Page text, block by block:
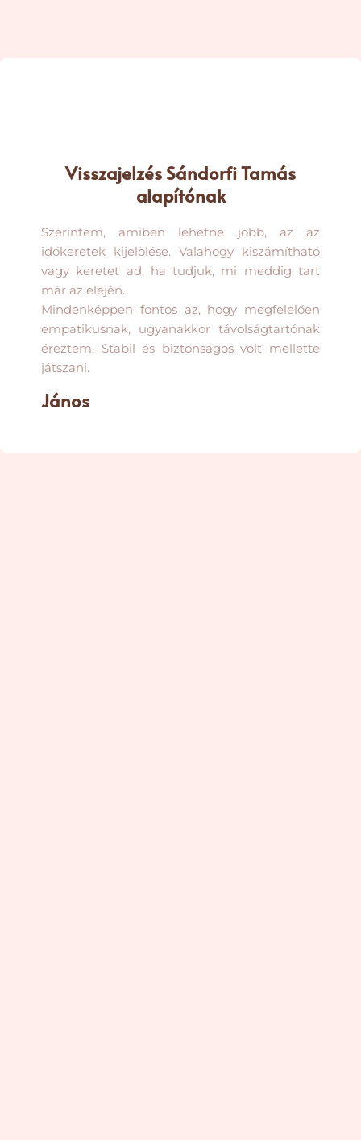
Visszajelzés Sándorfi Tamás
alapítónak
Szerintem, amiben lehetne jobb, az az
időkeretek kijelölése. Valahogy kiszámítható
vagy keretet ad, ha tudjuk, mi meddig tart
már az elején.
Mindenképpen fontos az, hogy megfelelően
empatikusnak, ugyanakkor távolságtartónak
éreztem. Stabil és biztonságos volt mellette
játszani.
János